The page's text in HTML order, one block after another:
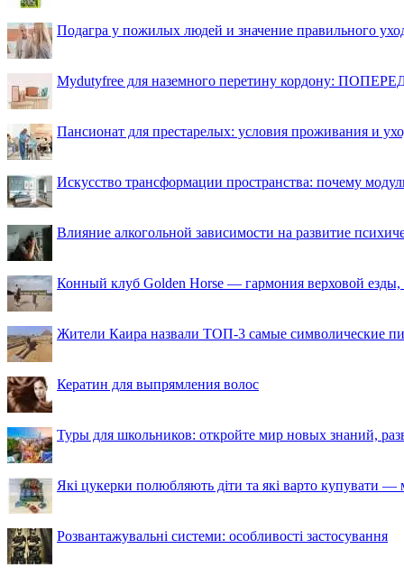
Подагра у пожилых людей и значение правильного
Mydutyfree для наземного перетину кордону:
Пансионат для престарелых: условия проживания и
Искусство трансформации пространства: почему
Влияние алкогольной зависимости на развитие
Конный клуб Golden Horse — гармония верховой езды,
Жители Каира назвали ТОП-3 самые символические
Кератин для выпрямления волос
Туры для школьников: откройте мир новых знаний,
Які цукерки полюбляють діти та які варто купувати —
Розвантажувальні системи: особливості застосування